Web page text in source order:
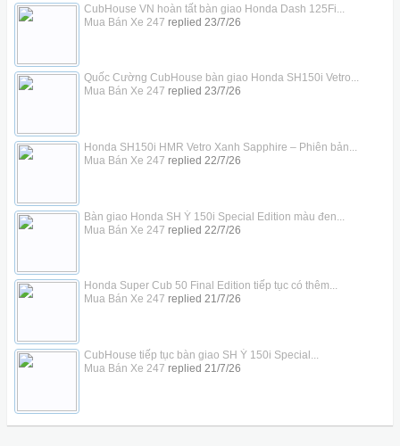
CubHouse VN hoàn tất bàn giao Honda Dash 125Fi...
Mua Bán Xe 247 replied 23/7/26
Quốc Cường CubHouse bàn giao Honda SH150i Vetro...
Mua Bán Xe 247 replied 23/7/26
Honda SH150i HMR Vetro Xanh Sapphire – Phiên bản...
Mua Bán Xe 247 replied 22/7/26
Bàn giao Honda SH Ý 150i Special Edition màu đen...
Mua Bán Xe 247 replied 22/7/26
Honda Super Cub 50 Final Edition tiếp tục có thêm...
Mua Bán Xe 247 replied 21/7/26
CubHouse tiếp tục bàn giao SH Ý 150i Special...
Mua Bán Xe 247 replied 21/7/26